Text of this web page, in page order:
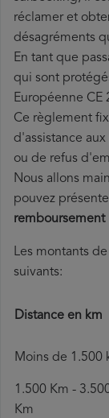
réclamer et
désagréments
En tant que
qui sont
Européenne CE
Ce règlement
d'assistance
ou de refus
Nous allons
pouvez
remboursement
Les montants de
suivants:
Distance en
Moins de 1.500
1.500 Km -
Km